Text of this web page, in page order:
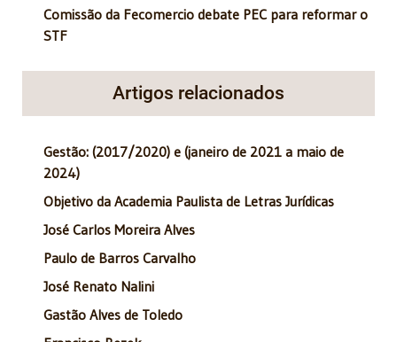
Comissão da Fecomercio debate PEC para reformar o
STF
Artigos relacionados
Gestão: (2017/2020) e (janeiro de 2021 a maio de
2024)
Objetivo da Academia Paulista de Letras Jurídicas
José Carlos Moreira Alves
Paulo de Barros Carvalho
José Renato Nalini
Gastão Alves de Toledo